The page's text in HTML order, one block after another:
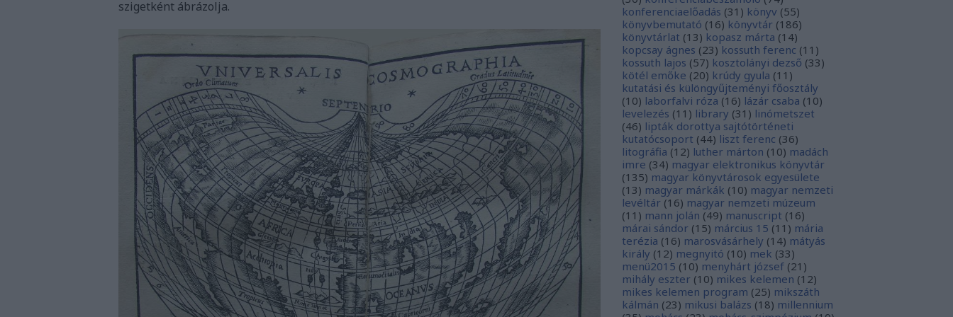
szigetként ábrázolja.
konferenciaelőadás (31 ) könyv (55)
könyvbemutató (16) könyvtár (186)
könyvtárlat (13) kopasz márta (14)
kopcsay ágnes (23) kossuth ferenc (11 )
kossuth lajos (57) kosztolányi dezső (33)
kötél emőke (20) krúdy gyula (11 )
kutatási és különgyűjteményi főosztály
(10) laborfalvi róza (16) lázár csaba (10)
levelezés (11 ) library (31 ) linómetszet
(46) lipták dorottya sajtótörténeti
kutatócsoport (44) liszt ferenc (36)
litográfia (12) luther márton (10) madách
imre (34) magyar elektronikus könyvtár
(135) magyar könyvtárosok egyesülete
(13) magyar márkák (10) magyar nemzeti
levéltár (16) magyar nemzeti múzeum
(11 ) mann jolán (49) manuscript (16)
márai sándor (15) március 15 (11 ) mária
terézia (16) marosvásárhely (14) mátyás
király (12) megnyitó (10) mek (33)
menü2015 (10) menyhárt józsef (21 )
mihály eszter (10) mikes kelemen (12)
mikes kelemen program (25) mikszáth
kálmán (23) mikusi balázs (18) millennium